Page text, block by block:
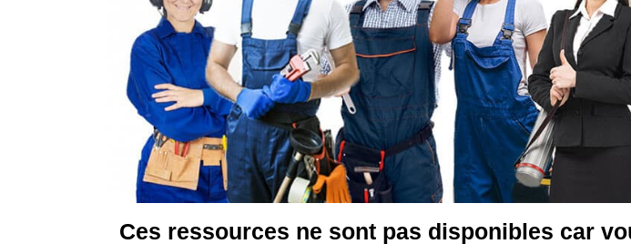
Ces ressources ne sont pas disponibles car